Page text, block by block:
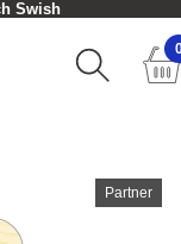
Swish
Partner